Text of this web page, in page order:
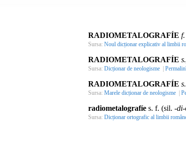
RADIOMETALOGRAFÍE f.
Sursa: Noul dicționar explicativ al limbii
RADIOMETALOGRAFÍE
Sursa: Dicționar de neologisme |
RADIOMETALOGRAFÍE
Sursa: Marele dicționar de neologisme |
radiometalografíe s. f. (sil. -
Sursa: Dicționar ortografic al limbii